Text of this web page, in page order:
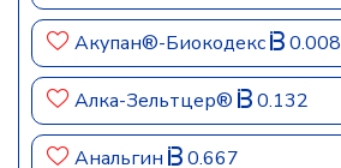
Акупан®-Биокодекс 0.008
Алка-Зельтцер® 0.132
Анальгин 0.667